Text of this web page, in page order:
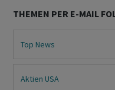
THEMEN PER E-MAIL
Top News
Aktien USA